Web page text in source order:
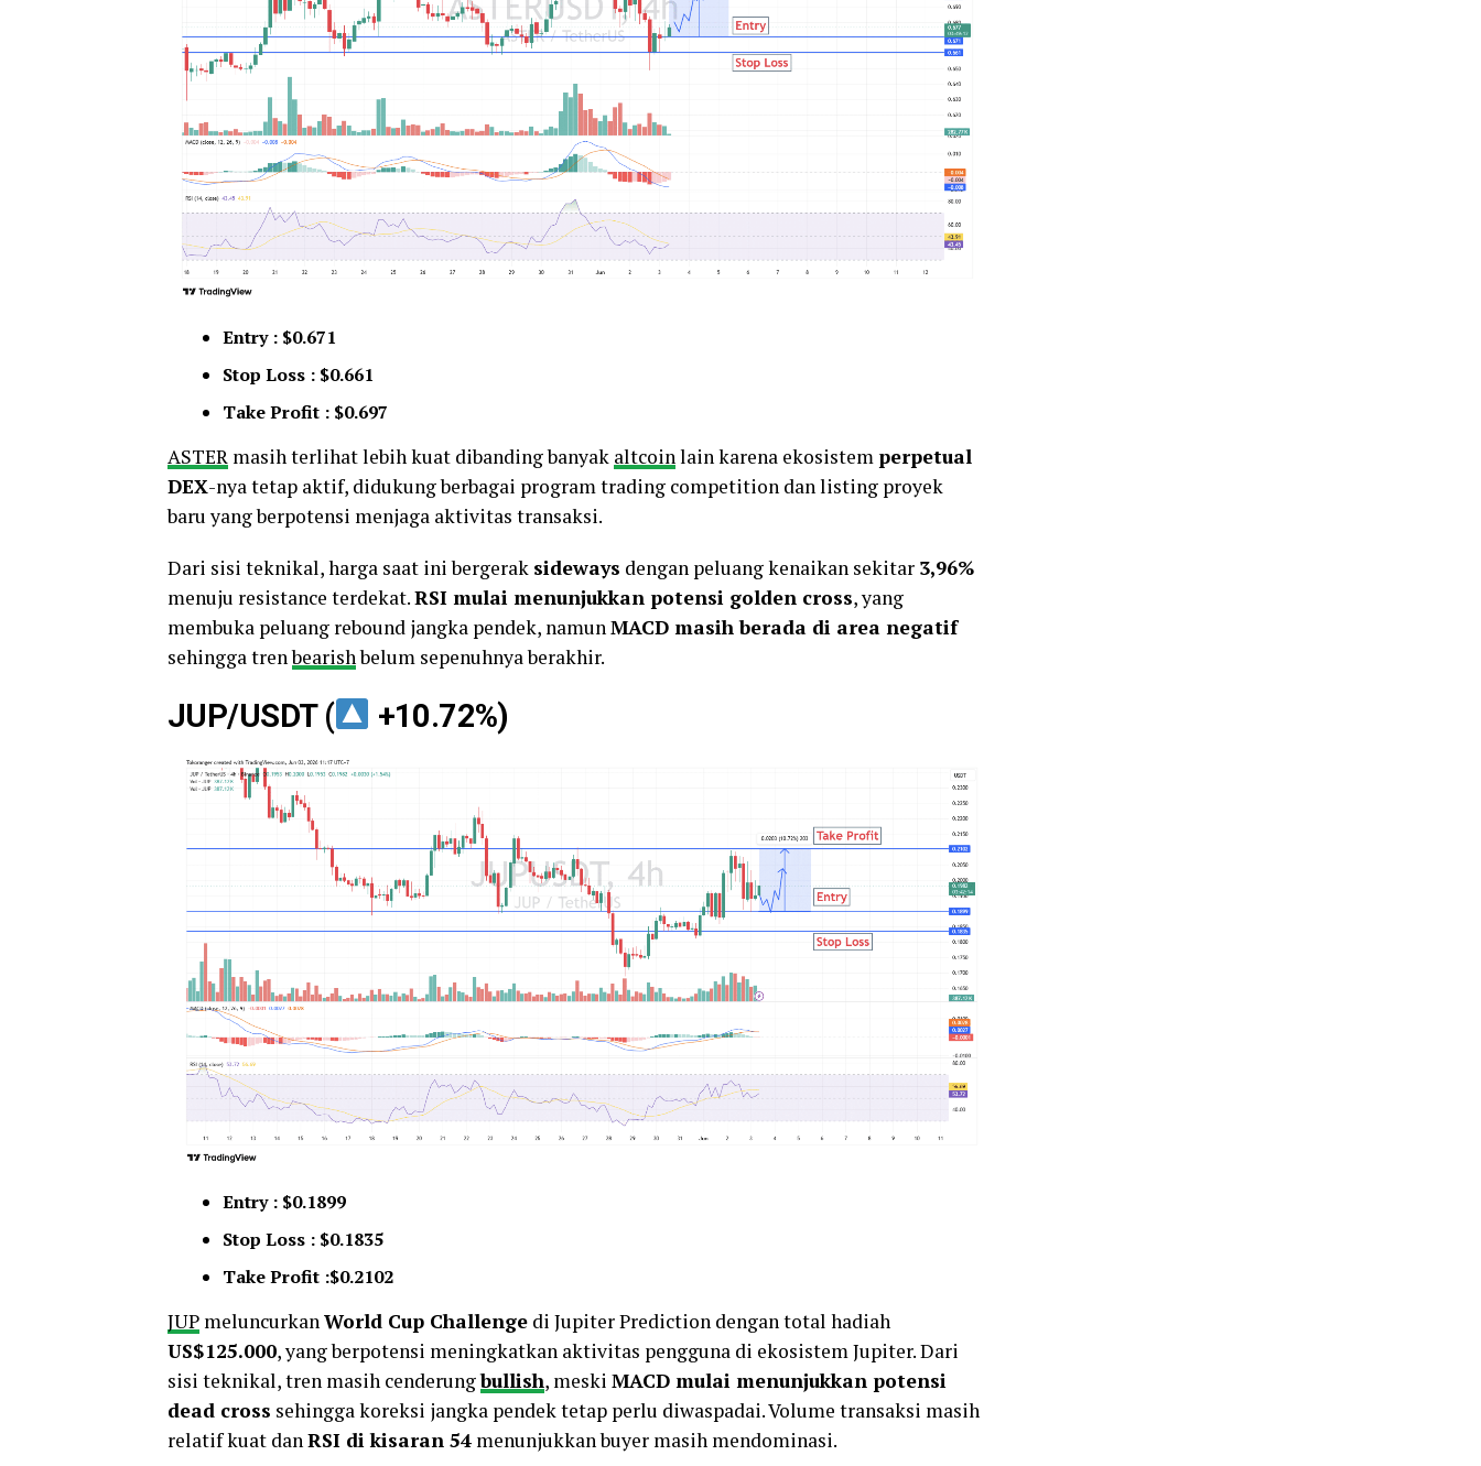
Entry : $0.671
Stop Loss : $0.661
Take Profit : $0.697
ASTER masih terlihat lebih kuat dibanding banyak altcoin lain karena ekosistem perpetual
DEX-nya tetap aktif, didukung berbagai program trading competition dan listing proyek
baru yang berpotensi menjaga aktivitas transaksi.
Dari sisi teknikal, harga saat ini bergerak sideways dengan peluang kenaikan sekitar 3,96%
menuju resistance terdekat.RSI mulai menunjukkan potensi golden cross, yang
membuka peluang rebound jangka pendek, namun MACD masih berada di area negatif
sehingga trenbearishbelum sepenuhnya berakhir.
JUP/USDT ( +10.72%)
Entry : $0.1899
Stop Loss : $0.1835
Take Profit :$0.2102
JUP meluncurkanWorld Cup Challenge di Jupiter Prediction dengan total hadiah
US$125.000, yang berpotensi meningkatkan aktivitas pengguna di ekosistem Jupiter. Dari
sisi teknikal, tren masih cenderungbullish, meski MACD mulai menunjukkan potensi
dead cross sehingga koreksi jangka pendek tetap perlu diwaspadai. Volume transaksi masih
relatif kuat danRSI di kisaran 54 menunjukkan buyer masih mendominasi.